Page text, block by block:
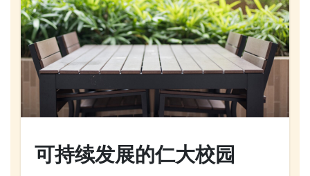
可持续发展的仁大校园